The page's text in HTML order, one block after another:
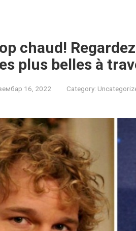
chaud!
plus belles à
16, 2022 Category: